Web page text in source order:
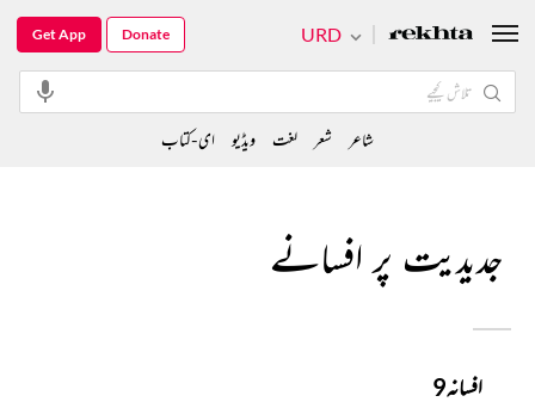
جدیدیت پر افسانے
افسانہ9
URD
Get App Donate
شاعر شعر لغت ویڈیو ای-کتاب